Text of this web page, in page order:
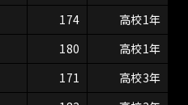
174
高校1年
180
高校1年
171
高校3年